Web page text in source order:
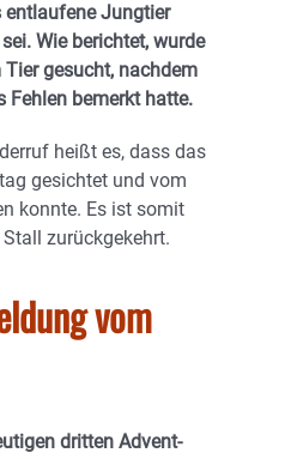
entlaufene Jungtier
Wie berichtet, wurde
gesucht, nachdem
Fehlen bemerkt hatte.
heißt es, dass das
gesichtet und vom
konnte. Es ist somit
zurückgekehrt.
vom
dritten Advent-